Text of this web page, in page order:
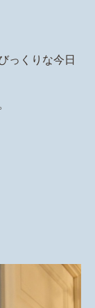
っくりな今日